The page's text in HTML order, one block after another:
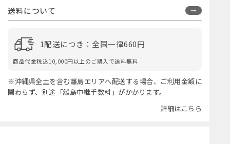
送料について
1配送につき：全国一律660円
商品代金税込10,000円以上のご購入で送料無料
※沖縄県全土を含む離島エリアへ配送する場合、ご利用金額に
関わらず、別途「離島中継手数料」がかかります。
詳細はこちら